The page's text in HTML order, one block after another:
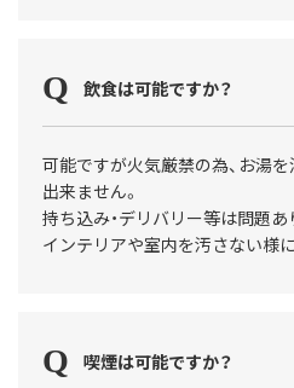
飲食は可能ですか？
可能ですが火気厳禁の為、お湯
出来ません。
持ち込み・デリバリー等は問題
インテリアや室内を汚さない様
喫煙は可能ですか？